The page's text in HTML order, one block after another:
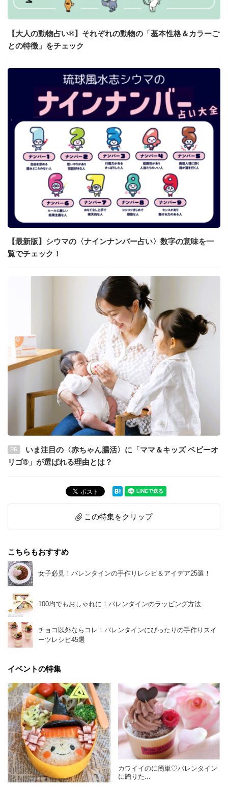
【大人の動物占い®】それぞれの動物の「基本性格＆カラーご
との特徴」をチェック
【最新版】シウマの〈ナインナンバー占い〉数字の意味を一
覧でチェック！
PR
いま注目の〈赤ちゃん腸活〉に「ママ＆キッズ ベビーオ
リゴ®」が選ばれる理由とは？
この特集をクリップ
こちらもおすすめ
女子必見！バレンタインの手作りレシピ＆アイデア25選！
100均でもおしゃれに！バレンタインのラッピング方法
チョコ以外ならコレ！バレンタインにぴったりの手作りスイ
ーツレシピ45選
イベントの特集
ハロウィンをもっと楽しく！ハロ
ウィンキ...
カワイイのに簡単♡バレンタイン
に贈りた...